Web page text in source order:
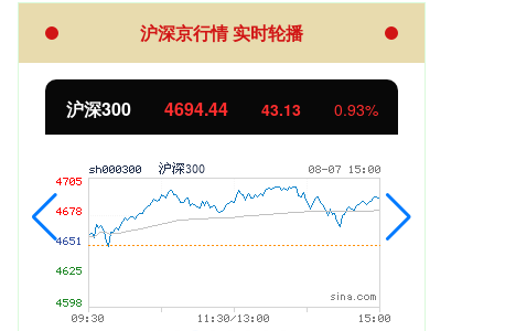
沪深京行情 实时轮播
北证50 1134.24 11.37 1.01%